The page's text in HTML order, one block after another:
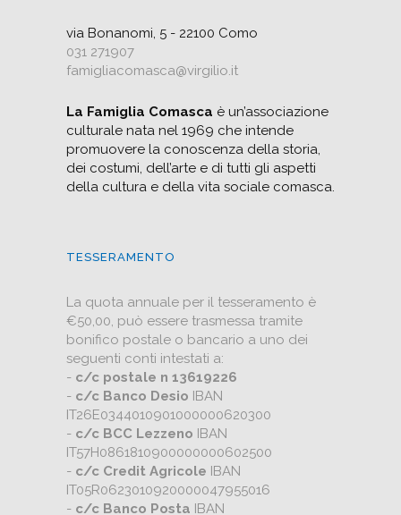
via Bonanomi, 5 - 22100 Como
031 271907
famigliacomasca@virgilio.it
La Famiglia Comasca è un’associazione
culturale nata nel 1969 che intende
promuovere la conoscenza della storia,
dei costumi, dell’arte e di tutti gli aspetti
della cultura e della vita sociale comasca.
TESSERAMENTO
La quota annuale per il tesseramento è
€50,00, può essere trasmessa tramite
bonifico postale o bancario a uno dei
seguenti conti intestati a:
- c/c postale n 13619226
- c/c Banco Desio IBAN
IT26E0344010901000000620300
- c/c BCC Lezzeno IBAN
IT57H0861810900000000602500
- c/c Credit Agricole IBAN
IT05R0623010920000047955016
- c/c Banco Posta IBAN